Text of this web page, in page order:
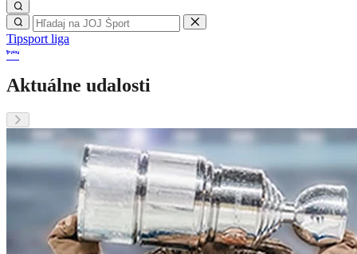
Tipsport liga
Aktuálne udalosti